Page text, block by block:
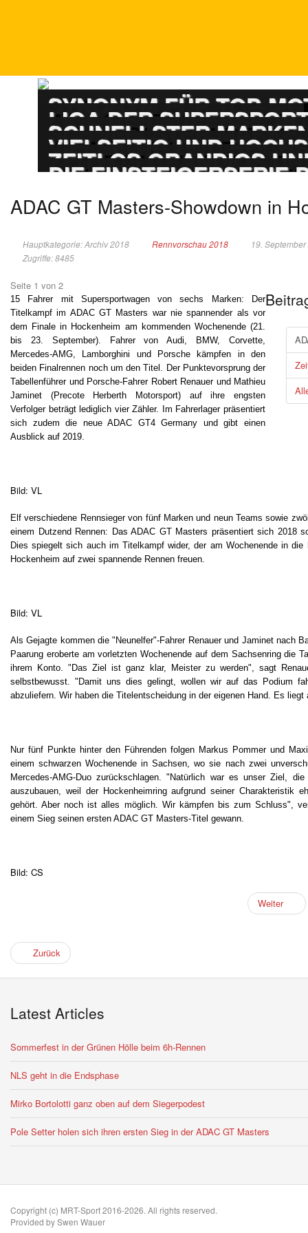
DTM
SYNONYM FÜR TOP-
ADAC GT MASTERS
LIGA DER
PORSCHE
SCHNELLSTER
ADAC GT4
VIELSEITIG UND
TOURENWAGEN
ZEITLOS GRANDIOS
TOURENWAGEN
DIE EINSTEIGERSERIE
ADAC GT Masters-Showdown in
Hauptkategorie: Archiv 2018 Rennvorschau 2018
19.
Zugriffe: 8485
Seite 1 von 2
15 Fahrer mit Supersportwagen von sechs Marken: Der
Titelkampf im ADAC GT Masters war nie spannender als vor
dem Finale in Hockenheim am kommenden Wochenende (21.
bis 23. September). Fahrer von Audi, BMW, Corvette,
Mercedes-AMG, Lamborghini und Porsche kämpfen in den
beiden Finalrennen noch um den Titel. Der Punktevorsprung der
Tabellenführer und Porsche-Fahrer Robert Renauer und Mathieu
Jaminet (Precote Herberth Motorsport) auf ihre engsten
Verfolger beträgt lediglich vier Zähler. Im Fahrerlager präsentiert
sich zudem die neue ADAC GT4 Germany und gibt einen
Ausblick auf 2019.
Bild: VL
Elf verschiedene Rennsieger von fünf Marken und neun Teams sowie
einem Dutzend Rennen: Das ADAC GT Masters präsentiert sich 2018
Dies spiegelt sich auch im Titelkampf wider, der am Wochenende in
Hockenheim auf zwei spannende Rennen freuen.
Bild: VL
Als Gejagte kommen die "Neunelfer"-Fahrer Renauer und Jaminet nach
Paarung eroberte am vorletzten Wochenende auf dem Sachsenring die
ihrem Konto. "Das Ziel ist ganz klar, Meister zu werden", sagt
selbstbewusst. "Damit uns dies gelingt, wollen wir auf das Podium
abzuliefern. Wir haben die Titelentscheidung in der eigenen Hand. Es
Nur fünf Punkte hinter den Führenden folgen Markus Pommer und
einem schwarzen Wochenende in Sachsen, wo sie nach zwei
Mercedes-AMG-Duo zurückschlagen. "Natürlich war es unser Ziel,
auszubauen, weil der Hockenheimring aufgrund seiner Charakteristik
gehört. Aber noch ist alles möglich. Wir kämpfen bis zum Schluss",
einem Sieg seinen ersten ADAC GT Masters-Titel gewann.
Bild: CS
Weiter
Zurück
Latest Articles
Sommerfest in der Grünen Hölle beim 6h-Rennen
NLS geht in die Endsphase
Mirko Bortolotti ganz oben auf dem Siegerpodest
Pole Setter holen sich ihren ersten Sieg in der ADAC GT Masters
Copyright (c) MRT-Sport 2016-2026. All rights reserved.
Provided by Swen Wauer